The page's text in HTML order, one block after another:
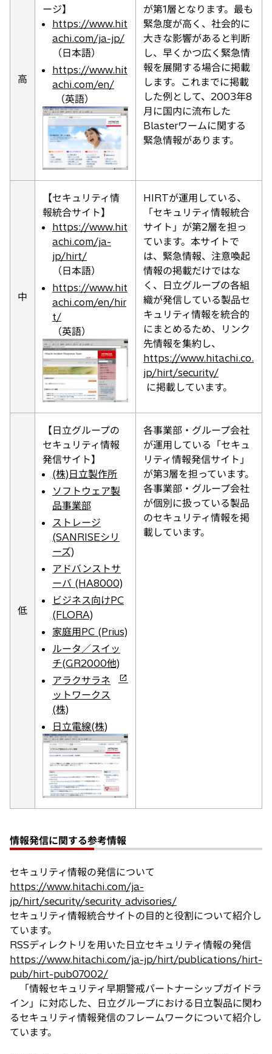
高
ージ】
https://www.hit
achi.com/ja-jp/
（日本語）
https://www.hit
achi.com/en/
（英語）
が第1層となります。最も
緊急度が高く、社会的に
大きな影響があると判断
し、早くかつ広く緊急情
報を展開する場合に掲載
します。これまでに掲載
した例として、2003年8
月に国内に流布した
Blasterワームに関する
緊急情報があります。
中
【セキュリティ情
報統合サイト】
https://www.hit
achi.com/ja-
jp/hirt/
（日本語）
https://www.hit
achi.com/en/hir
t/
（英語）
HIRTが運用している、
「セキュリティ情報統合
サイト」が第2層を担っ
ています。本サイトで
は、緊急情報、注意喚起
情報の掲載だけではな
く、日立グループの各組
織が発信している製品セ
キュリティ情報を統合的
にまとめるため、リンク
先情報を集約し、
https://www.hitachi.co.
jp/hirt/security/
に掲載しています。
低
【日立グループの
セキュリティ情報
発信サイト】
(株)日立製作所
ソフトウェア製
品事業部
ストレージ
(SANRISEシリ
ーズ)
アドバンストサ
ーバ (HA8000)
ビジネス向けPC
(FLORA)
家庭用PC (Prius)
ルータ／スイッ
チ(GR2000他)
アラクサラネ
ットワークス
(株)
新
し
い
タ
ブ
で
開
く
日立電線(株)
各事業部・グループ会社
が運用している「セキュ
リティ情報発信サイト」
が第3層を担っています。
各事業部・グループ会社
が個別に扱っている製品
のセキュリティ情報を掲
載しています。
情報発信に関する参考情報
セキュリティ情報の発信について
https://www.hitachi.com/ja-
jp/hirt/security/security_advisories/
セキュリティ情報統合サイトの目的と役割について紹介し
ています。
RSSディレクトリを用いた日立セキュリティ情報の発信
https://www.hitachi.com/ja-jp/hirt/publications/hirt-
pub/hirt-pub07002/
「情報セキュリティ早期警戒パートナーシップガイドラ
イン」に対応した、日立グループにおける日立製品に関わ
るセキュリティ情報発信のフレームワークについて紹介し
ています。